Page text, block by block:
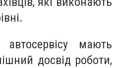
автосервісу мають
досвід роботи,